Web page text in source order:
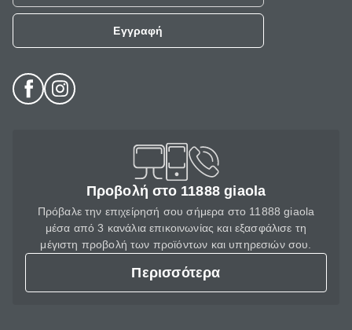
Εγγραφή
Προβολή στο 11888 giaola
Πρόβαλε την επιχείρησή σου σήμερα στο 11888 giaola
μέσα από 3 κανάλια επικοινωνίας και εξασφάλισε τη
μέγιστη προβολή των προϊόντων και υπηρεσιών σου.
Περισσότερα